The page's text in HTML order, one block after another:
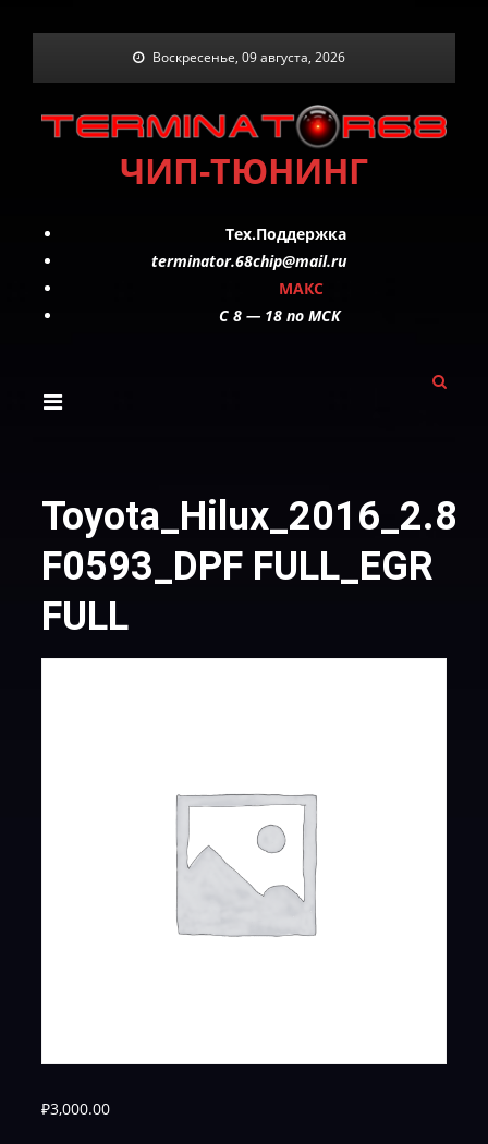
Воскресенье, 09 августа, 2026
ЧИП-ТЮНИНГ
Тех.Поддержка
terminator.68chip@mail.ru
МАКС
C 8 — 18 по МСК
F0593_DPF FULL_EGR
FULL
₽3,000.00